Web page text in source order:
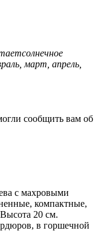
солнечное
март, апрель,
сообщить вам об
с махровыми
компактные,
20 см.
в горшечной